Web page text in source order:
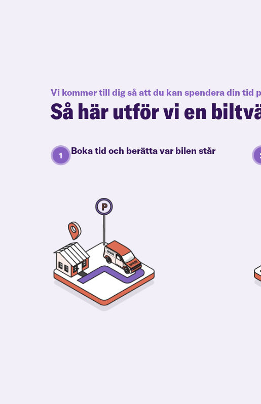
Vi kommer till dig så att du kan spendera din tid
Så här utför vi en
Boka tid och berätta var bilen står